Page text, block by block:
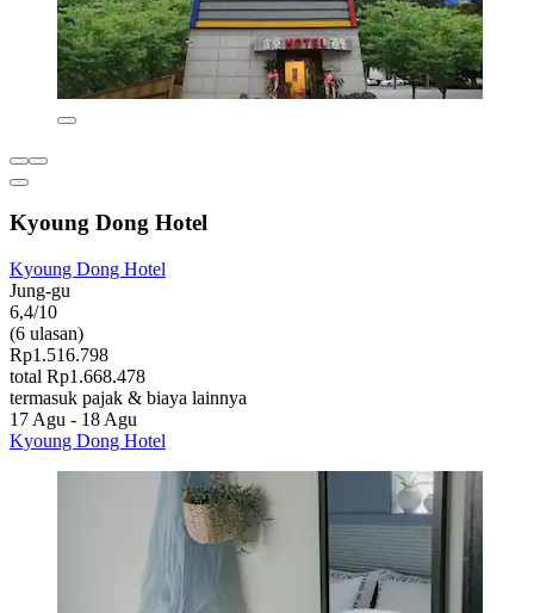
Kyoung Dong Hotel
Kyoung Dong Hotel
Jung-gu
6,4/10
(6 ulasan)
Rp1.516.798
total Rp1.668.478
termasuk pajak & biaya lainnya
17 Agu - 18 Agu
Kyoung Dong Hotel